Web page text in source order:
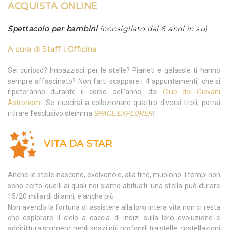
ACQUISTA ONLINE
Spettacolo per bambini(consigliato dai 6 anni in su)
A cura di Staff LOfficina
Sei curioso? Impazzisci per le stelle? Pianeti e galassie ti hanno
sempre affascinato? Non farti scappare i 4 appuntamenti, che si
ripeteranno durante il corso dell’anno, del Club dei Giovani
Astronomi. Se riuscirai a collezionare quattro diversi titoli, potrai
ritirare l’esclusivo stemma SPACE EXPLORER!
VITA DA STAR
Anche le stelle nascono, evolvono e, alla fine, muoiono. I tempi non
sono certo quelli ai quali noi siamo abituati: una stella può durare
15/20 miliardi di anni, e anche più.
Non avendo la fortuna di assistere alla loro intera vita non ci resta
che esplorare il cielo a caccia di indizi sulla loro evoluzione e